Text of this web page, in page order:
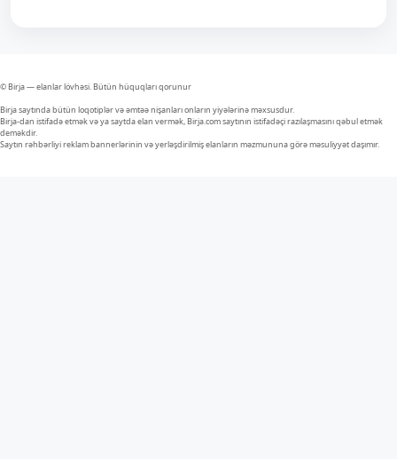
© Birja — elanlar lövhəsi. Bütün hüquqları qorunur
Birja saytında bütün loqotiplər və əmtəə nişanları onların yiyələrinə məxsusdur.
Birja-dan istifadə etmək və ya saytda elan vermək, Birja.com saytının istifadəçi razılaşmasını qəbul etmək
deməkdir.
Saytın rəhbərliyi reklam bannerlərinin və yerləşdirilmiş elanların məzmununa görə məsuliyyət daşımır.